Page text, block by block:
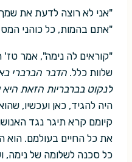
"אני לא רוצה לדעת את
"אתם בהמות, כל כוהני
"קוראים לה נימה", אמר טז'
שלוות כלל. הדבר הברברי
לנקוט בברבריות הזאת
היה להגיד, כאן ועכשיו,
קיומם קרא תיגר נגד
את כל החיים בעולמם. הוא
כל סכנה לשלומה של נימה,